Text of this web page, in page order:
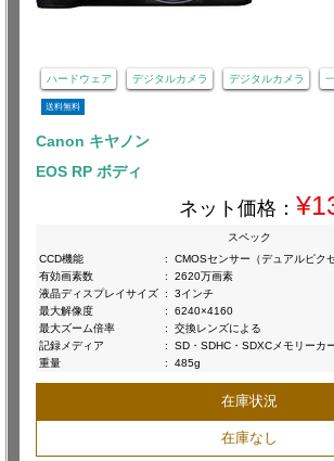
ハードウェア デジタルカメラ デジタルカメラ
送料無料
Canon キヤノン
EOS RP ボディ
ネット価格：
スペック
CCD機能
:
CMOSセンサー（デュアルピク
有効画素数
:
2620万画素
液晶ディスプレイサイズ :
3インチ
最大解像度
:
6240×4160
最大ズーム倍率
:
交換レンズによる
記録メディア
:
SD・SDHC・SDXCメモリーカ
重量
: 485g
在庫状況
在庫なし